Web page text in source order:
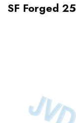
SF Forged 25